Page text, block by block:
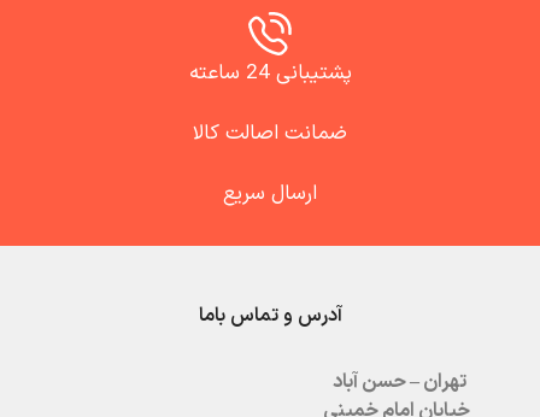
پشتیبانی 24 ساعته
ضمانت اصالت کالا
ارسال سریع
آدرس و تماس باما
تهران – حسن آباد
خیابان امام خمینی